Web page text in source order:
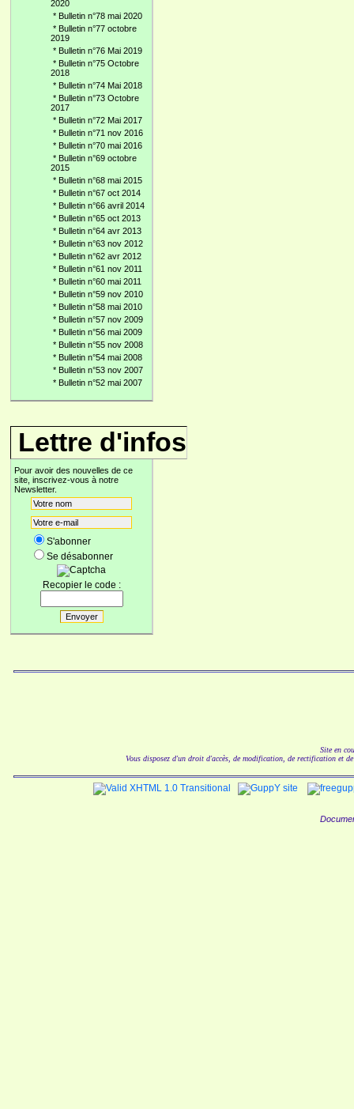
2020
* Bulletin n°78 mai 2020
* Bulletin n°77 octobre
2019
* Bulletin n°76 Mai 2019
* Bulletin n°75 Octobre
2018
* Bulletin n°74 Mai 2018
* Bulletin n°73 Octobre
2017
* Bulletin n°72 Mai 2017
* Bulletin n°71 nov 2016
* Bulletin n°70 mai 2016
* Bulletin n°69 octobre
2015
* Bulletin n°68 mai 2015
* Bulletin n°67 oct 2014
* Bulletin n°66 avril 2014
* Bulletin n°65 oct 2013
* Bulletin n°64 avr 2013
* Bulletin n°63 nov 2012
* Bulletin n°62 avr 2012
* Bulletin n°61 nov 2011
* Bulletin n°60 mai 2011
* Bulletin n°59 nov 2010
* Bulletin n°58 mai 2010
* Bulletin n°57 nov 2009
* Bulletin n°56 mai 2009
* Bulletin n°55 nov 2008
* Bulletin n°54 mai 2008
* Bulletin n°53 nov 2007
* Bulletin n°52 mai 2007
Lettre d'infos
Pour avoir des nouvelles de ce
site, inscrivez-vous à notre
Newsletter.
S'abonner
Se désabonner
Recopier le code :
Site en
Vous disposez d'un droit d'accès, de modification, de rectification et